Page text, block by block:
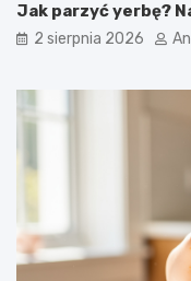
Jak parzyć yerbę?
2 sierpnia 2026